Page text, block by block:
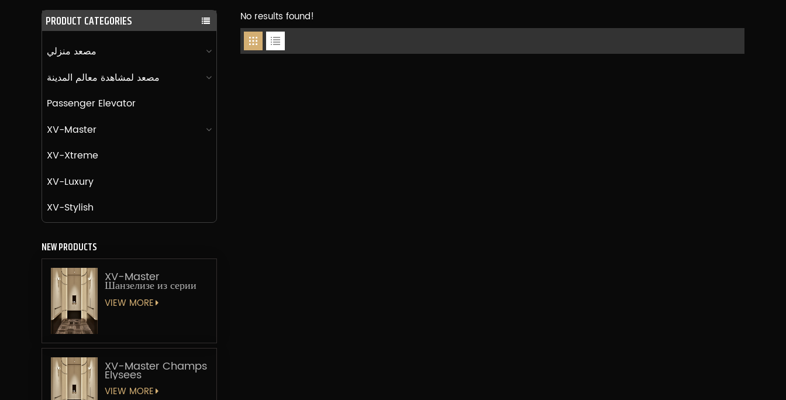
PRODUCT CATEGORIES
مصعد منزلي
مصعد لمشاهدة معالم المدينة
Passenger Elevator
XV-Master
XV-Xtreme
XV-Luxury
XV-Stylish
NEW PRODUCTS
XV-Master
Шанзелизе из серии
«Мастер-лифт»
VIEW MORE
XV-Master Champs
Elysees
VIEW MORE
No results found!